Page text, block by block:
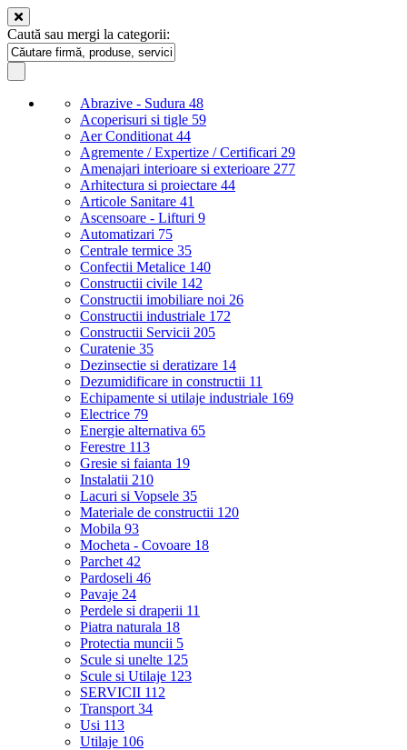
Caută sau mergi la categorii:
Abrazive - Sudura 48
Acoperisuri si tigle 59
Aer Conditionat 44
Agremente / Expertize / Certificari 29
Amenajari interioare si exterioare 277
Arhitectura si proiectare 44
Articole Sanitare 41
Ascensoare - Lifturi 9
Automatizari 75
Centrale termice 35
Confectii Metalice 140
Constructii civile 142
Constructii imobiliare noi 26
Constructii industriale 172
Constructii Servicii 205
Curatenie 35
Dezinsectie si deratizare 14
Dezumidificare in constructii 11
Echipamente si utilaje industriale 169
Electrice 79
Energie alternativa 65
Ferestre 113
Gresie si faianta 19
Instalatii 210
Lacuri si Vopsele 35
Materiale de constructii 120
Mobila 93
Mocheta - Covoare 18
Parchet 42
Pardoseli 46
Pavaje 24
Perdele si draperii 11
Piatra naturala 18
Protectia muncii 5
Scule si unelte 125
Scule si Utilaje 123
SERVICII 112
Transport 34
Usi 113
Utilaje 106